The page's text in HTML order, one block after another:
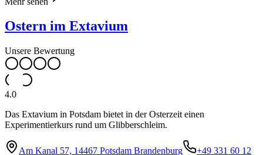
Ostern im Extavium
Unsere Bewertung
4.0
Das Extavium in Potsdam bietet in der Osterzeit einen
Experimentierkurs rund um Glibberschleim.
Am Kanal 57, 14467 Potsdam Brandenburg
+49 331 60 12